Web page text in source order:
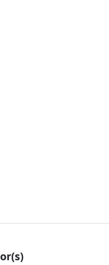
en Buenos Aires,
inédito.